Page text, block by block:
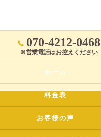
070-4212-0468
※営業電話はお控えください
ホーム
料金表
お客様の声